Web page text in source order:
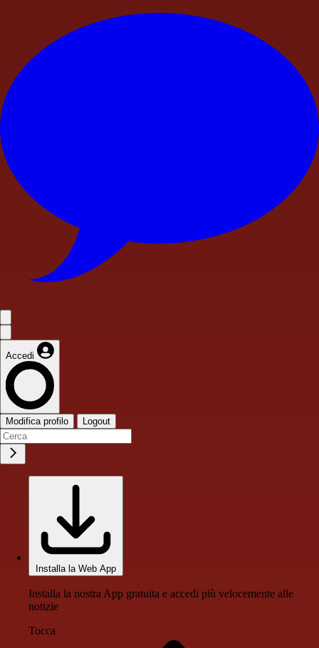
Accedi
Modifica profilo Logout
Installa la Web App
Installa la nostra App gratuita e accedi più velocemente alle
notizie
Tocca